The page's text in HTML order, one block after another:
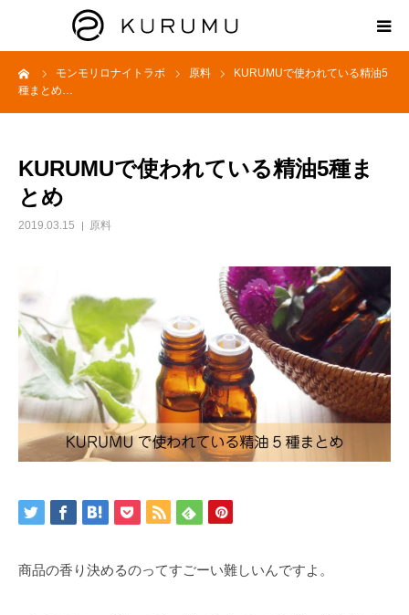
モンモリロナイトラボ 原料
KURUMUで使われている精油5
種まとめ…
KURUMUで使われている精油5種ま
とめ
2019.03.15 原料
商品の香り決めるのってすごーい難しいんですよ。
HOME
モンモリロナイトラボ
えどがわ楽市